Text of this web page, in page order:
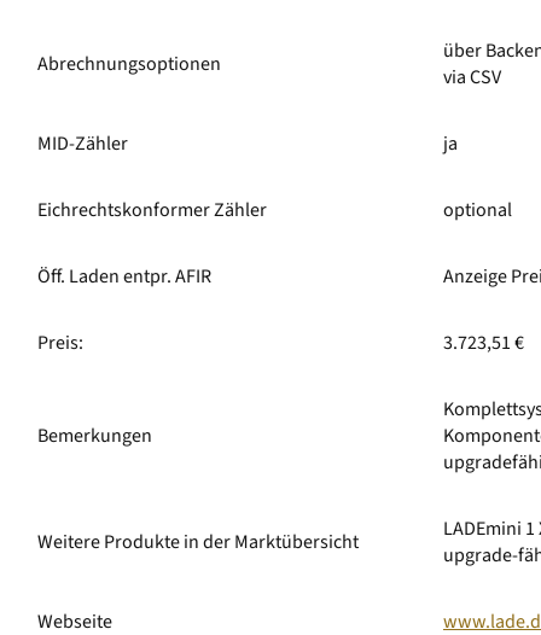
Abrechnungsoptionen
über
via CSV
MID-Zähler ja
Eichrechtskonformer Zähler optional
Öff. Laden entpr. AFIR Anzeige
Preis: 3.723,51 €
Bemerkungen
Weitere Produkte in der Marktübersicht
LADEmini
upgrade-
Webseite